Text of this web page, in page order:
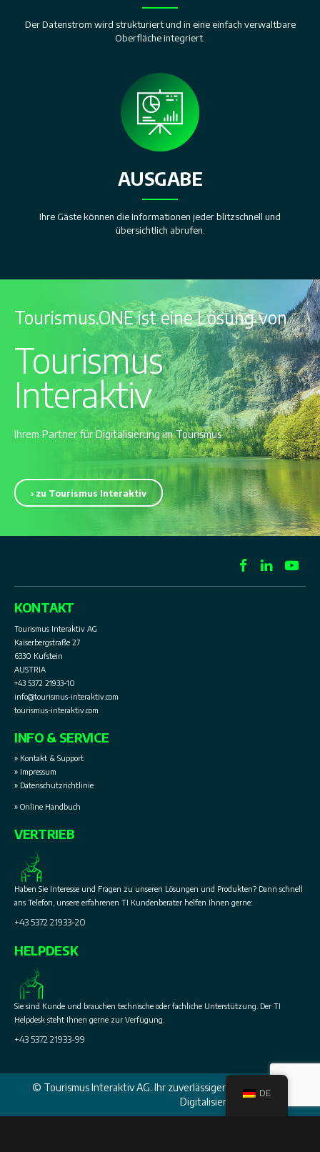
Der Datenstrom wird strukturiert und in eine einfach verwaltbare
Oberfläche integriert.
AUSGABE
Ihre Gäste können die Informationen jeder blitzschnell und
übersichtlich abrufen.
Tourismus.ONE ist eine Lösung von
Tourismus
Interaktiv
Ihrem Partner für Digitalisierung im Tourismus
› zu Tourismus Interaktiv
KONTAKT
Tourismus Interaktiv AG
Kaiserbergstraße 27
6330 Kufstein
AUSTRIA
+43 5372 21933-10
info@tourismus-interaktiv.com
tourismus-interaktiv.com
INFO & SERVICE
» Kontakt & Support
» Impressum
» Datenschutzrichtlinie
» Online Handbuch
VERTRIEB
Haben Sie Interesse und Fragen zu unseren Lösungen und Produkten? Dann schnell
ans Telefon, unsere erfahrenen TI Kundenberater helfen Ihnen gerne:
+43 5372 21933-20
HELPDESK
Sie sind Kunde und brauchen technische oder fachliche Unterstützung. Der TI
Helpdesk steht Ihnen gerne zur Verfügung.
+43 5372 21933-99
© Tourismus Interaktiv AG. Ihr zuverlässiger Partner in Sachen
Digitalisierung im Tourismus.
DE